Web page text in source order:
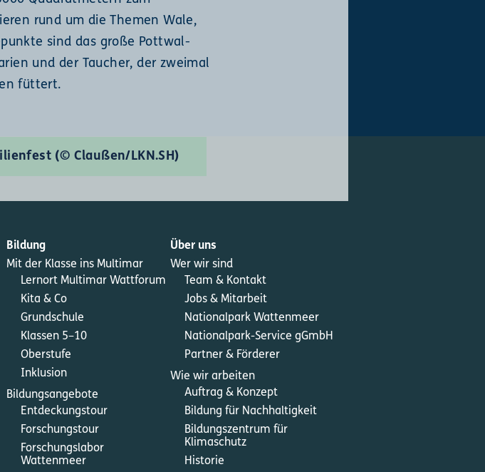
rund um die Themen Wale,
sind das große Pottwal-
und der Taucher, der zweimal
füttert.
(© Claußen/LKN.SH)
Bildung
Mit der Klasse ins Multimar
Lernort Multimar Wattforum
Kita & Co
Grundschule
Klassen 5–10
Oberstufe
Inklusion
Bildungsangebote
Entdeckungstour
Forschungstour
Forschungslabor
Wattenmeer
Über uns
Wer wir sind
Team & Kontakt
Jobs & Mitarbeit
Nationalpark Wattenmeer
Nationalpark-Service gGmbH
Partner & Förderer
Wie wir arbeiten
Auftrag & Konzept
Bildung für Nachhaltigkeit
Bildungszentrum für
Klimaschutz
Historie